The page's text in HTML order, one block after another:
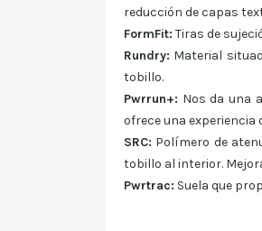
reducción de capas
FormFit: Tiras de
Rundry: Material
tobillo.
Pwrrun+: Nos da una
ofrece una experiencia
SRC: Polímero de
tobillo al interior.
Pwrtrac: Suela que